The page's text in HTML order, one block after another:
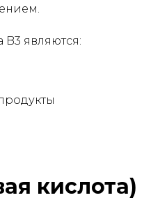
являются:
кислота)